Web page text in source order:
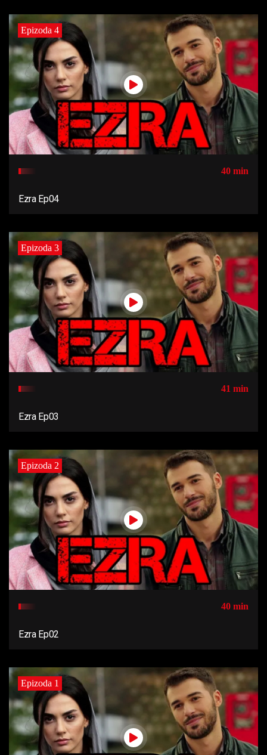
Epizoda 4
40 min
Ezra Ep04
Epizoda 3
41 min
Ezra Ep03
Epizoda 2
40 min
Ezra Ep02
Epizoda 1